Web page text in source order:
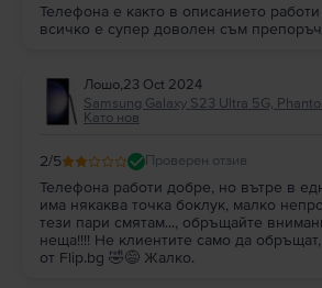
Телефона е както в описанието
всичко е супер доволен съм
Лошо,23 Oct 2024
Samsung Galaxy S23 Ultra 5G,
Като нов
2/5 Проверен отзив
Телефона работи добре, но вътре в
има някаква точка боклук, малко
тези пари смятам..., обръщайте
неща!!!! Не клиентите само да
от Flip.bg 🤣😅 Жалко.